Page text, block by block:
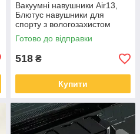
Вакуумні навушники Air13,
Блютус навушники для
спорту з вологозахистом
Бездротові блюз IV-11
Готово до відправки
518 ₴
Купити